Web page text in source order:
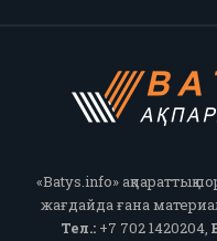
«Batys.info» ақпараттық
жағдайда ғана
Тел.:+7 702 1420204,